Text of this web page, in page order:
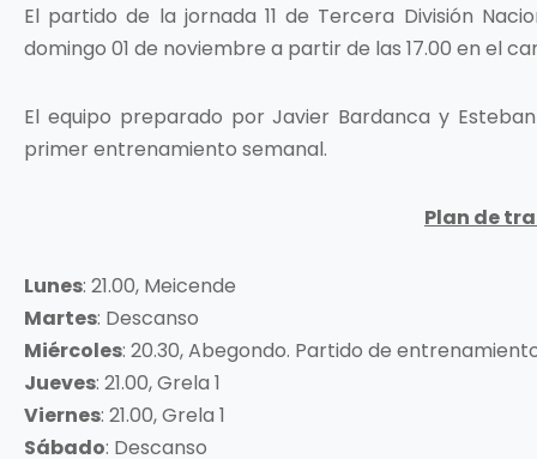
El partido de la jornada 11 de Tercera División
domingo 01 de noviembre a partir de las 17.00 en el
El equipo preparado por Javier Bardanca y
primer entrenamiento semanal.
Plan de
Lunes: 21.00, Meicende
Martes: Descanso
Miércoles: 20.30, Abegondo. Partido de
Jueves: 21.00, Grela 1
Viernes: 21.00, Grela 1
Sábado: Descanso